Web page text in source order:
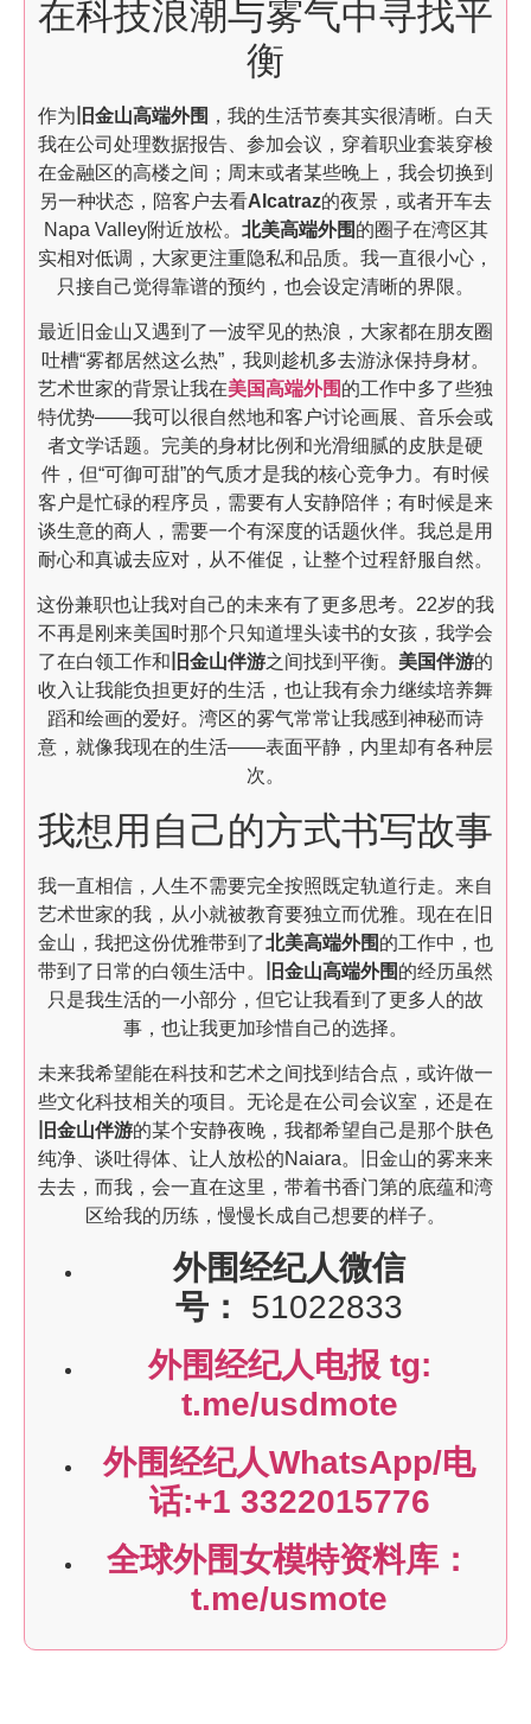
在科技浪潮与雾气中寻找平
衡
作为 旧金山高端外围 ，我的生活节奏其实很清晰。白天
我在公司处理数据报告、参加会议，穿着职业套装穿梭
在金融区的高楼之间；周末或者某些晚上，我会切换到
另一种状态，陪客户去看Alcatraz的夜景，或者开车去
Napa Valley附近放松。 北美高端外围 的圈子在湾区其
实相对低调，大家更注重隐私和品质。我一直很小心，
只接自己觉得靠谱的预约，也会设定清晰的界限。
最近旧金山又遇到了一波罕见的热浪，大家都在朋友圈
吐槽“雾都居然这么热”，我则趁机多去游泳保持身材。
艺术世家的背景让我在美国高端外围 的工作中多了些独
特优势——我可以很自然地和客户讨论画展、音乐会或
者文学话题。完美的身材比例和光滑细腻的皮肤是硬
件，但“可御可甜”的气质才是我的核心竞争力。有时候
客户是忙碌的程序员，需要有人安静陪伴；有时候是来
谈生意的商人，需要一个有深度的话题伙伴。我总是用
耐心和真诚去应对，从不催促，让整个过程舒服自然。
这份兼职也让我对自己的未来有了更多思考。22岁的我
不再是刚来美国时那个只知道埋头读书的女孩，我学会
了在白领工作和 旧金山伴游之间找到平衡。 美国伴游的
收入让我能负担更好的生活，也让我有余力继续培养舞
蹈和绘画的爱好。湾区的雾气常常让我感到神秘而诗
意，就像我现在的生活——表面平静，内里却有各种层
次。
我想用自己的方式书写故事
我一直相信，人生不需要完全按照既定轨道行走。来自
艺术世家的我，从小就被教育要独立而优雅。现在在旧
金山，我把这份优雅带到了北美高端外围 的工作中，也
带到了日常的白领生活中。
旧金山高端外围 的经历虽然
只是我生活的一小部分，但它让我看到了更多人的故
事，也让我更加珍惜自己的选择。
未来我希望能在科技和艺术之间找到结合点，或许做一
些文化科技相关的项目。无论是在公司会议室，还是在
旧金山伴游的某个安静夜晚，我都希望自己是那个肤色
纯净、谈吐得体、让人放松的Naiara。旧金山的雾来来
去去，而我，会一直在这里，带着书香门第的底蕴和湾
区给我的历练，慢慢长成自己想要的样子。
外围经纪人微信
号：
51022833
外围经纪人电报 tg:
t.me/usdmote
外围经纪人WhatsApp/电
话:+1 3322015776
全球外围女模特资料库：
t.me/usmote